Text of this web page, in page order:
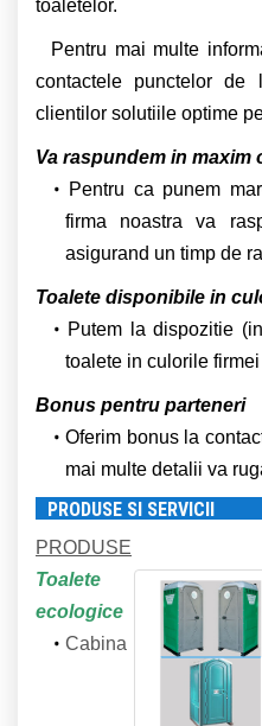
toaletelor.
Pentru mai multe
contactele punctelor de
clientilor solutiile optime
Va raspundem in maxim
Pentru ca punem
firma noastra va
asigurand un timp de
Toalete disponibile in
Putem la dispozitie
toalete in culorile firmei
Bonus pentru parteneri
Oferim bonus la
mai multe detalii va
PRODUSE SI SERVICII
PRODUSE
Toalete
ecologice
Cabina